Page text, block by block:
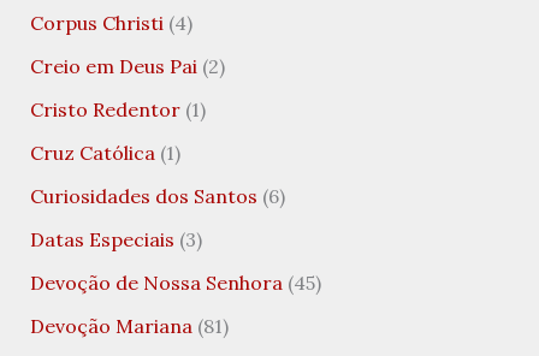
Corpus Christi(4)
Creio em Deus Pai(2)
Cristo Redentor(1)
Cruz Católica(1)
Curiosidades dos Santos (6)
Datas Especiais (3)
Devoção de Nossa Senhora(45)
Devoção Mariana(81)